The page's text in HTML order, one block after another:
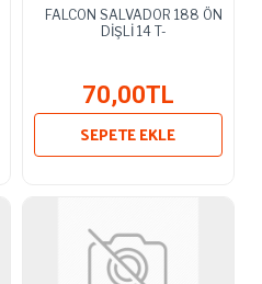
FALCON SALVADOR 188 ÖN
DİŞLİ 14 T-
70,00TL
SEPETE EKLE